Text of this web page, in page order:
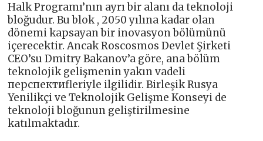
Halk Programı’nın ayrı bir alanı da teknoloji
bloğudur. Bu blok , 2050 yılına kadar olan
dönemi kapsayan bir inovasyon bölümünü
içerecektir. Ancak Roscosmos Devlet Şirketi
CEO’su Dmitry Bakanov’a göre, ana bölüm
teknolojik gelişmenin yakın vadeli
перспектиfleriyle ilgilidir. Birleşik Rusya
Yenilikçi ve Teknolojik Gelişme Konseyi de
teknoloji bloğunun geliştirilmesine
katılmaktadır.